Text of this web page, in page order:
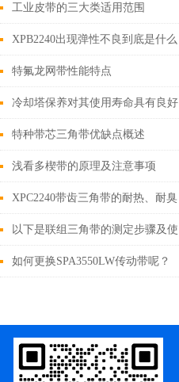
点是什么？
工业皮带的三大类适用范围
XPB2240出现弹性不良到底是什么
原因呢？
特氟龙网带性能特点
冷却塔保养对其使用寿命具有良好
稳定性
特种带芯三角带优缺点概述
浅看多楔带的原理及注意事项
XPC2240带齿三角带的耐热、耐臭
氧特性解析
以下是联组三角带的测定步骤及使
用注意事项
如何更换SPA3550LW传动带呢？